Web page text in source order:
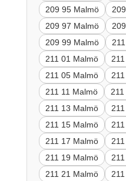
209 95 Malmö
209 97 Malmö
209 99 Malmö
211 01 Malmö
211 05 Malmö
211 11 Malmö
211 13 Malmö
211 15 Malmö
211 17 Malmö
211 19 Malmö
211 21 Malmö